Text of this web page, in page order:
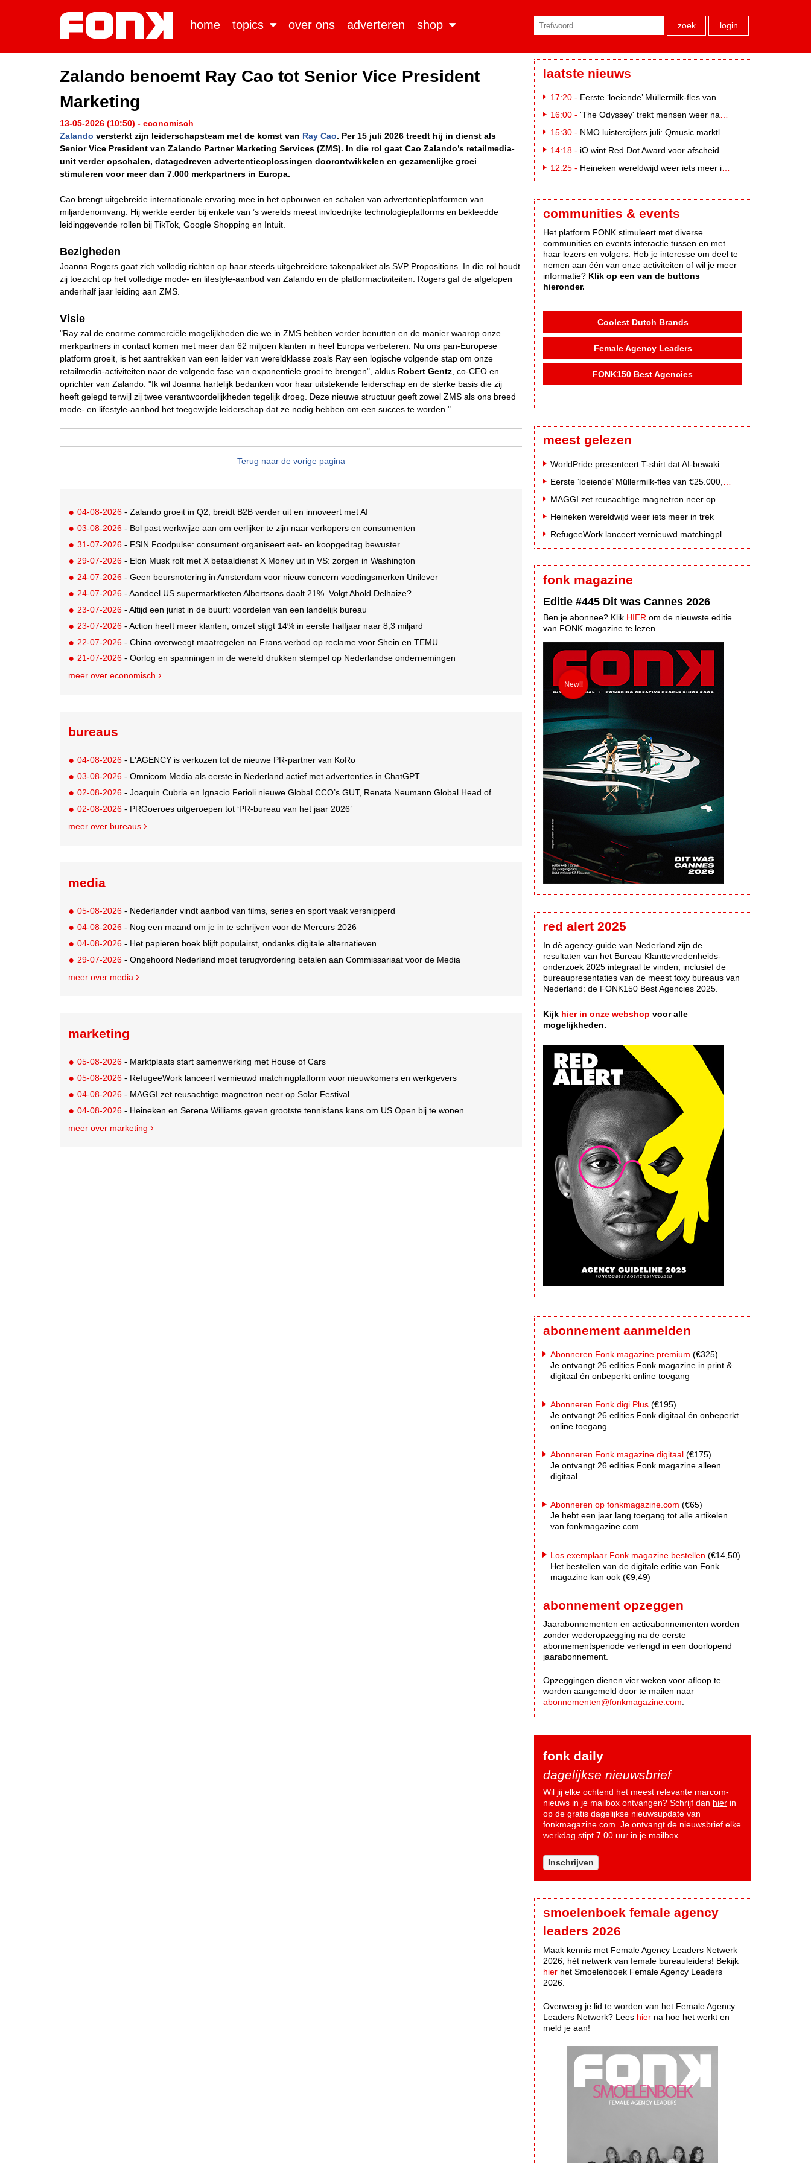
home topics over ons adverteren shop zoek login
Zalando benoemt Ray Cao tot Senior Vice President
Marketing
13-05-2026 (10:50) - economisch
Zalando versterkt zijn leiderschapsteam met de komst van Ray Cao. Per 15 juli 2026 treedt hij in dienst als
Senior Vice President van Zalando Partner Marketing Services (ZMS). In die rol gaat Cao Zalando’s retailmedia-
unit verder opschalen, datagedreven advertentieoplossingen doorontwikkelen en gezamenlijke groei
stimuleren voor meer dan 7.000 merkpartners in Europa.
Cao brengt uitgebreide internationale ervaring mee in het opbouwen en schalen van advertentieplatformen van
miljardenomvang. Hij werkte eerder bij enkele van ’s werelds meest invloedrijke technologieplatforms en bekleedde
leidinggevende rollen bij TikTok, Google Shopping en Intuit.
Bezigheden
Joanna Rogers gaat zich volledig richten op haar steeds uitgebreidere takenpakket als SVP Propositions. In die rol houdt
zij toezicht op het volledige mode- en lifestyle-aanbod van Zalando en de platformactiviteiten. Rogers gaf de afgelopen
anderhalf jaar leiding aan ZMS.
Visie
"Ray zal de enorme commerciële mogelijkheden die we in ZMS hebben verder benutten en de manier waarop onze
merkpartners in contact komen met meer dan 62 miljoen klanten in heel Europa verbeteren. Nu ons pan-Europese
platform groeit, is het aantrekken van een leider van wereldklasse zoals Ray een logische volgende stap om onze
retailmedia-activiteiten naar de volgende fase van exponentiële groei te brengen", aldus Robert Gentz , co-CEO en
oprichter van Zalando. "Ik wil Joanna hartelijk bedanken voor haar uitstekende leiderschap en de sterke basis die zij
heeft gelegd terwijl zij twee verantwoordelijkheden tegelijk droeg. Deze nieuwe structuur geeft zowel ZMS als ons breed
mode- en lifestyle-aanbod het toegewijde leiderschap dat ze nodig hebben om een succes te worden."
Terug naar de vorige pagina
04-08-2026 - Zalando groeit in Q2, breidt B2B verder uit en innoveert met AI
03-08-2026 - Bol past werkwijze aan om eerlijker te zijn naar verkopers en consumenten
31-07-2026 - FSIN Foodpulse: consument organiseert eet- en koopgedrag bewuster
29-07-2026 - Elon Musk rolt met X betaaldienst X Money uit in VS: zorgen in Washington
24-07-2026 - Geen beursnotering in Amsterdam voor nieuw concern voedingsmerken Unilever
24-07-2026 - Aandeel US supermarktketen Albertsons daalt 21%. Volgt Ahold Delhaize?
23-07-2026 - Altijd een jurist in de buurt: voordelen van een landelijk bureau
23-07-2026 - Action heeft meer klanten; omzet stijgt 14% in eerste halfjaar naar 8,3 miljard
22-07-2026 - China overweegt maatregelen na Frans verbod op reclame voor Shein en TEMU
21-07-2026 - Oorlog en spanningen in de wereld drukken stempel op Nederlandse ondernemingen
meer over economisch
bureaus
04-08-2026 - L'AGENCY is verkozen tot de nieuwe PR-partner van KoRo
03-08-2026 - Omnicom Media als eerste in Nederland actief met advertenties in ChatGPT
02-08-2026 - Joaquin Cubria en Ignacio Ferioli nieuwe Global CCO’s GUT, Renata Neumann Global Head of Production
02-08-2026 - PRGoeroes uitgeroepen tot ‘PR-bureau van het jaar 2026’
meer over bureaus
media
05-08-2026 - Nederlander vindt aanbod van films, series en sport vaak versnipperd
04-08-2026 - Nog een maand om je in te schrijven voor de Mercurs 2026
04-08-2026 - Het papieren boek blijft populairst, ondanks digitale alternatieven
29-07-2026 - Ongehoord Nederland moet terugvordering betalen aan Commissariaat voor de Media
meer over media
marketing
05-08-2026 - Marktplaats start samenwerking met House of Cars
05-08-2026 - RefugeeWork lanceert vernieuwd matchingplatform voor nieuwkomers en werkgevers
04-08-2026 - MAGGI zet reusachtige magnetron neer op Solar Festival
04-08-2026 - Heineken en Serena Williams geven grootste tennisfans kans om US Open bij te wonen
meer over marketing
laatste nieuws
17:20 - Eerste ‘loeiende’ Müllermilk-fles van €25.000,- gevonden
16:00 - 'The Odyssey' trekt mensen weer naar de bioscoop
15:30 - NMO luistercijfers juli: Qmusic marktleider, gevolgd door NPO2 en 538
14:18 - iO wint Red Dot Award voor afscheidscampagne Peter Houtman bij Feyenoord
12:25 - Heineken wereldwijd weer iets meer in trek
communities & events
Het platform FONK stimuleert met diverse
communities en events interactie tussen en met
haar lezers en volgers. Heb je interesse om deel te
nemen aan één van onze activiteiten of wil je meer
informatie? Klik op een van de buttons
hieronder.
Coolest Dutch Brands
Female Agency Leaders
FONK150 Best Agencies
meest gelezen
Heineken wereldwijd weer iets meer in trek
RefugeeWork lanceert vernieuwd matchingplatform voor nieuwkomers en werkgevers
fonk magazine
Editie #445 Dit was Cannes 2026
Ben je abonnee? Klik HIER om de nieuwste editie
van FONK magazine te lezen.
red alert 2025
In dè agency-guide van Nederland zijn de
resultaten van het Bureau Klanttevredenheids-
onderzoek 2025 integraal te vinden, inclusief de
bureaupresentaties van de meest foxy bureaus van
Nederland: de FONK150 Best Agencies 2025.
Kijk hier in onze webshop voor alle
mogelijkheden.
abonnement aanmelden
Abonneren Fonk magazine premium (€325)
Je ontvangt 26 edities Fonk magazine in print &
digitaal én onbeperkt online toegang
Abonneren Fonk digi Plus (€195)
Je ontvangt 26 edities Fonk digitaal én onbeperkt
online toegang
Abonneren Fonk magazine digitaal (€175)
Je ontvangt 26 edities Fonk magazine alleen
digitaal
Abonneren op fonkmagazine.com (€65)
Je hebt een jaar lang toegang tot alle artikelen
van fonkmagazine.com
Los exemplaar Fonk magazine bestellen (€14,50)
Het bestellen van de digitale editie van Fonk
magazine kan ook (€9,49)
abonnement opzeggen
Jaarabonnementen en actieabonnementen worden
zonder wederopzegging na de eerste
abonnementsperiode verlengd in een doorlopend
jaarabonnement.
Opzeggingen dienen vier weken voor afloop te
worden aangemeld door te mailen naar
abonnementen@fonkmagazine.com
fonk daily
dagelijkse nieuwsbrief
Wil jij elke ochtend het meest relevante marcom-
nieuws in je mailbox ontvangen? Schrijf dan hier in
op de gratis dagelijkse nieuwsupdate van
fonkmagazine.com. Je ontvangt de nieuwsbrief elke
werkdag stipt 7.00 uur in je mailbox.
Inschrijven
smoelenboek female agency
leaders 2026
Maak kennis met Female Agency Leaders Netwerk
2026, hèt netwerk van female bureauleiders! Bekijk
hier het Smoelenboek Female Agency Leaders
2026.
Overweeg je lid te worden van het Female Agency
Leaders Netwerk? Lees hier na hoe het werkt en
meld je aan!